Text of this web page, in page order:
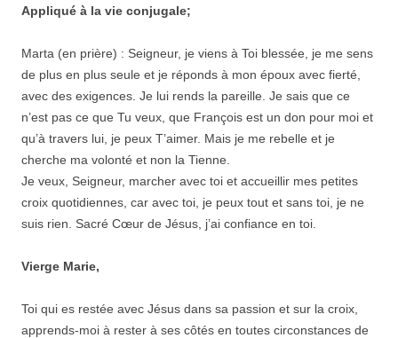
Appliqué à la vie conjugale;
Marta (en prière) : Seigneur, je viens à Toi blessée, je me sens
de plus en plus seule et je réponds à mon époux avec fierté,
avec des exigences. Je lui rends la pareille. Je sais que ce
n’est pas ce que Tu veux, que François est un don pour moi et
qu’à travers lui, je peux T’aimer. Mais je me rebelle et je
cherche ma volonté et non la Tienne.
Je veux, Seigneur, marcher avec toi et accueillir mes petites
croix quotidiennes, car avec toi, je peux tout et sans toi, je ne
suis rien. Sacré Cœur de Jésus, j’ai confiance en toi.
Vierge Marie,
Toi qui es restée avec Jésus dans sa passion et sur la croix,
apprends-moi à rester à ses côtés en toutes circonstances de